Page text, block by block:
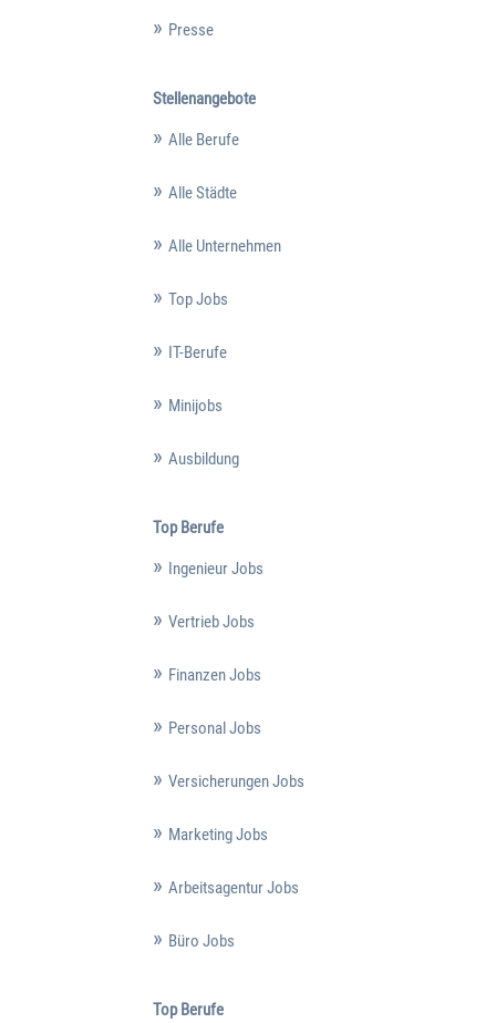
Presse
Stellenangebote
Alle Berufe
Alle Städte
Alle Unternehmen
Top Jobs
IT-Berufe
Minijobs
Ausbildung
Top Berufe
Ingenieur Jobs
Vertrieb Jobs
Finanzen Jobs
Personal Jobs
Versicherungen Jobs
Marketing Jobs
Arbeitsagentur Jobs
Büro Jobs
Top Berufe